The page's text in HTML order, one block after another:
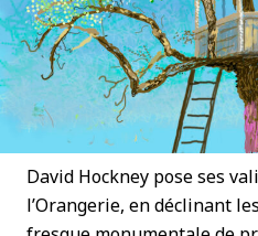
David Hockney pose ses
l’Orangerie, en déclinant